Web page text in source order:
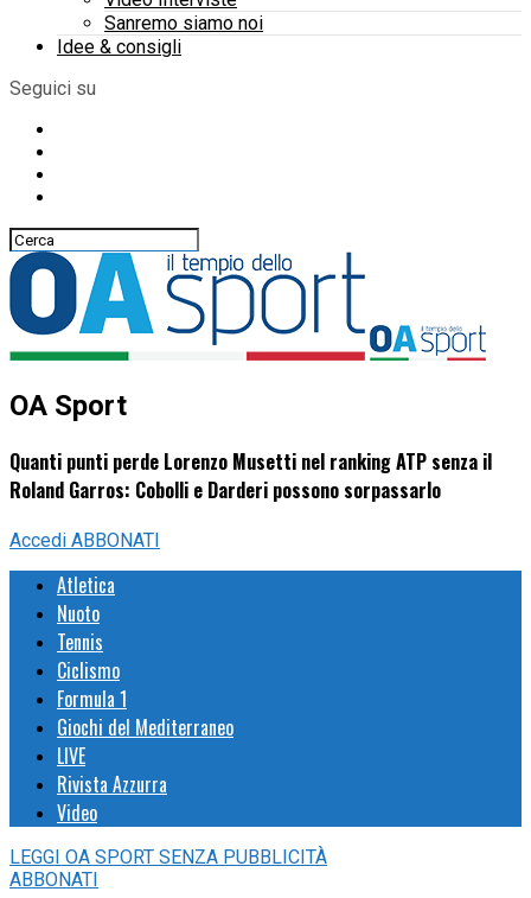
Sanremo siamo noi
Idee & consigli
Seguici su
OA Sport
Quanti punti perde Lorenzo Musetti nel ranking ATP senza il
Roland Garros: Cobolli e Darderi possono sorpassarlo
Accedi ABBONATI
Atletica
Nuoto
Tennis
Ciclismo
Formula 1
Giochi del Mediterraneo
LIVE
Rivista Azzurra
Video
LEGGI OA SPORT SENZA PUBBLICITÀ
ABBONATI